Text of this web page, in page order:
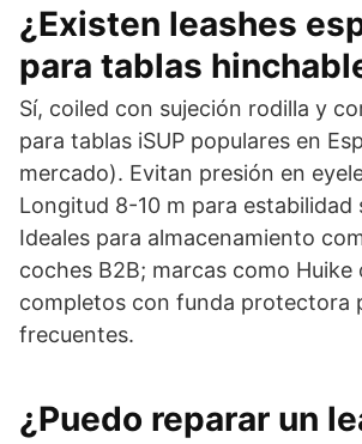
¿Existen leashes
para tablas
Sí, coiled con sujeción rodilla y
para tablas iSUP populares en
mercado). Evitan presión en
Longitud 8-10 m para estabilidad
Ideales para almacenamiento
coches B2B; marcas como
completos con funda protectora
frecuentes.
¿Puedo reparar un